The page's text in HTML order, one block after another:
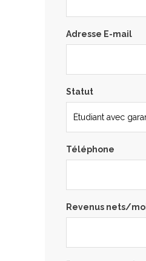
Adresse E-mail
Statut
Téléphone
Revenus nets/